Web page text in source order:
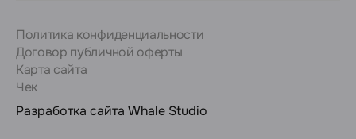
Политика конфиденциальности
Договор публичной оферты
Карта сайта
Чек
Разработка сайта Whale Studio